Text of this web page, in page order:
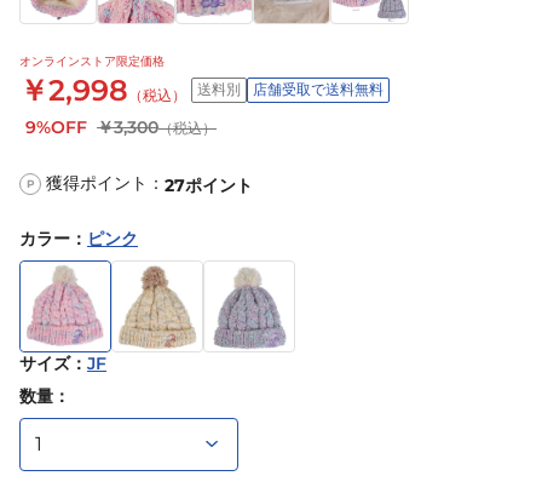
オンラインストア限定価格
￥2,998 （税込） 送料別 店舗受取で送料無料
9%OFF ￥3,300（税込）
P 獲得ポイント： 27ポイント
カラー ： ピンク
サイズ： JF
数量：